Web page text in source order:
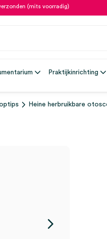
(mits voorradig)
Praktijkinrichting
Heine herbruikbare